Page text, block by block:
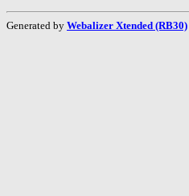
Generated by Webalizer Xtended (RB30)